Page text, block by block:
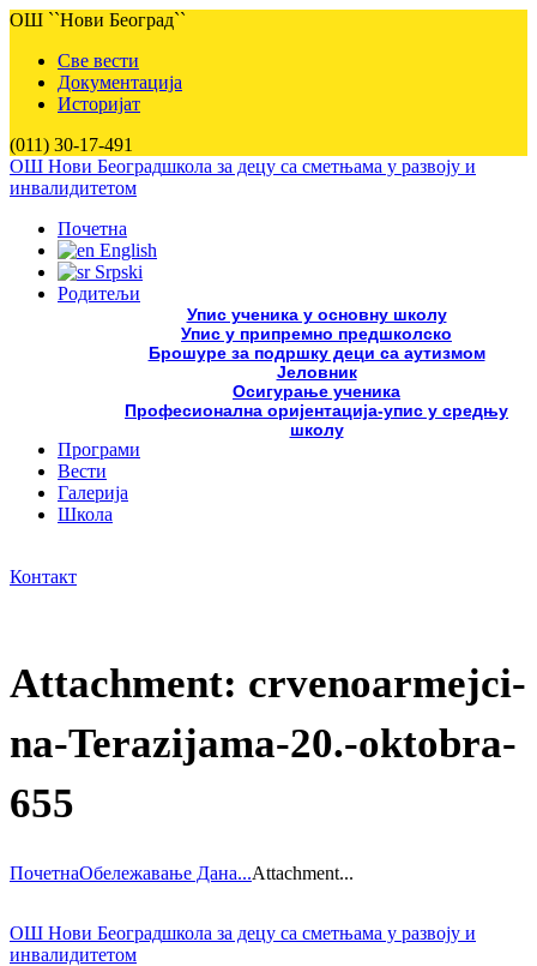
ОШ ``Нови Београд``
Све вести
Документација
Историјат
(011) 30-17-491
ОШ Нови Београдшкола за децу са сметњама у развоју и
инвалидитетом
Почетна
English
Srpski
Родитељи
Упис ученика у основну школу
Упис у припремно предшколско
Брошуре за подршку деци са аутизмом
Јеловник
Осигурање ученика
Професионална оријентација-упис у средњу
школу
Програми
Вести
Галерија
Школа
Контакт
Attachment: crvenoarmejci-
na-Terazijama-20.-oktobra-
655
ПочетнаОбележавање Дана...Attachment...
ОШ Нови Београдшкола за децу са сметњама у развоју и
инвалидитетом